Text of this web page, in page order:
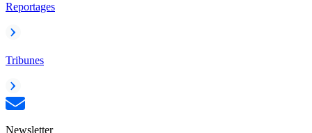
Reportages
Tribunes
Newsletter